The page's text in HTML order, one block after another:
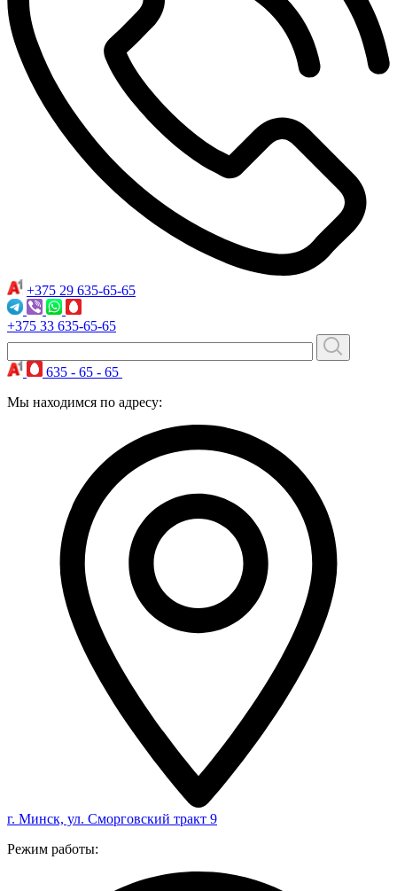
+375 29 635-65-65
+375 33 635-65-65
635 - 65 - 65
Мы находимся по адресу:
г. Минск, ул. Сморговский тракт 9
Режим работы: